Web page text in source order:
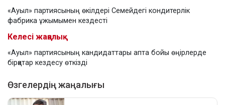
«Ауыл» партиясының өкілдері Семейдегі кондитерлік
фабрика ұжымымен кездесті
Келесі жаңалық
«Ауыл» партиясының кандидаттары апта бойы өңірлерде
бірқатар кездесу өткізді